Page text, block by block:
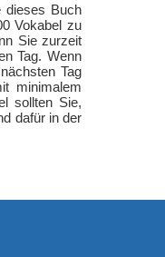
dieses Buch
Vokabel zu
Sie zurzeit
Tag. Wenn
Tag
minimalem
sollten Sie,
dafür in der